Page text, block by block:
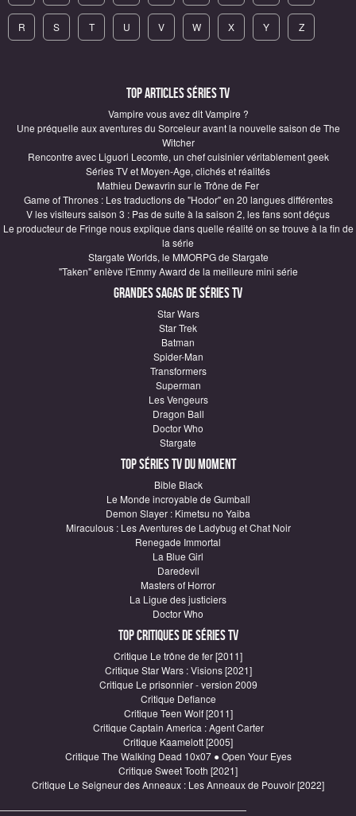
R S T U V W X Y Z
Top articles Séries TV
Vampire vous avez dit Vampire ?
Une préquelle aux aventures du Sorceleur avant la nouvelle saison de The
Witcher
Rencontre avec Liguori Lecomte, un chef cuisinier véritablement geek
Séries TV et Moyen-Age, clichés et réalités
Mathieu Dewavrin sur le Trône de Fer
Game of Thrones : Les traductions de "Hodor" en 20 langues différentes
V les visiteurs saison 3 : Pas de suite à la saison 2, les fans sont déçus
Le producteur de Fringe nous explique dans quelle réalité on se trouve à la fin de
la série
Stargate Worlds, le MMORPG de Stargate
"Taken" enlève l'Emmy Award de la meilleure mini série
Grandes sagas de Séries TV
Star Wars
Star Trek
Batman
Spider-Man
Transformers
Superman
Les Vengeurs
Dragon Ball
Doctor Who
Stargate
Top Séries TV du moment
Bible Black
Le Monde incroyable de Gumball
Demon Slayer : Kimetsu no Yaiba
Miraculous : Les Aventures de Ladybug et Chat Noir
Renegade Immortal
La Blue Girl
Daredevil
Masters of Horror
La Ligue des justiciers
Doctor Who
Top critiques de Séries TV
Critique Le trône de fer [2011]
Critique Star Wars : Visions [2021]
Critique Le prisonnier - version 2009
Critique Defiance
Critique Teen Wolf [2011]
Critique Captain America : Agent Carter
Critique Kaamelott [2005]
Critique The Walking Dead 10x07 ● Open Your Eyes
Critique Sweet Tooth [2021]
Critique Le Seigneur des Anneaux : Les Anneaux de Pouvoir [2022]